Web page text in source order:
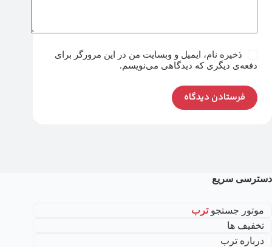
ذخیره نام، ایمیل و وبسایت من در این مرورگر برای
دفعه‌ی دیگری که دیدگاهی می‌نویسم.
فرستادن دیدگاه
دسترسی سریع
موتور جستجوترب
تخفیف ها
درباره ترب